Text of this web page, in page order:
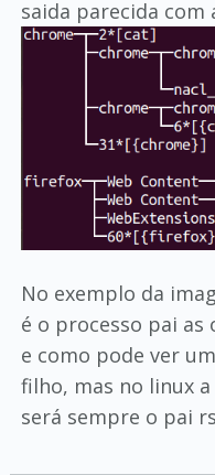
saida parecida com
No exemplo da
é o processo pai
e como pode ver
filho, mas no linux
será sempre o pai